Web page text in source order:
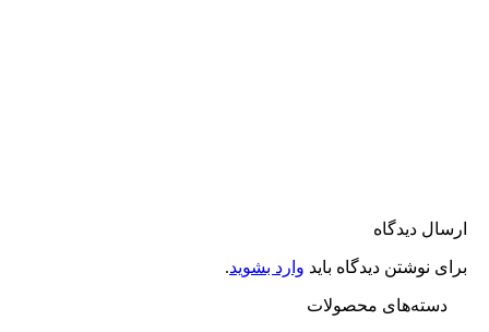
دیدگاه
دیدگاه بایدوارد بشوید .
محصولات